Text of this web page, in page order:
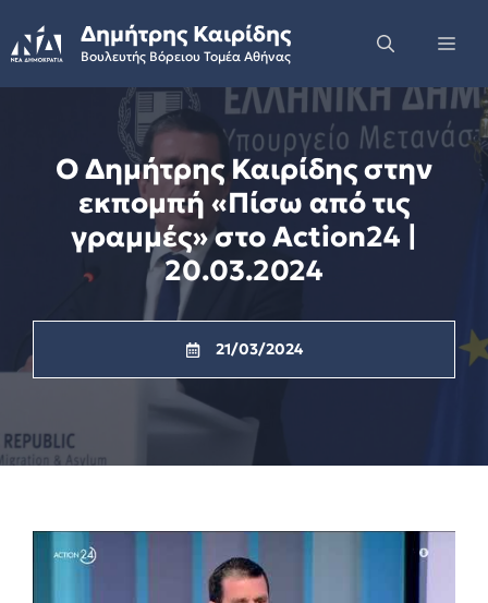
to
content
Δημήτρης Καιρίδης
Βουλευτής Βόρειου Τομέα Αθήνας
Ο Δημήτρης Καιρίδης στην
εκπομπή «Πίσω από τις
γραμμές» στο Action24 |
20.03.2024
21/03/2024